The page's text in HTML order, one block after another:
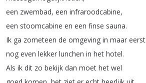
een zwembad, een infraroodcabine,
een stoomcabine en een finse sauna.
Ik ga zometeen de omgeving in maar eerst
nog even lekker lunchen in het hotel.
Als ik dit zo bekijk dan moet het wel